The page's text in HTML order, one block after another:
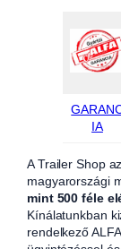
IA
A Trailer Shop
magyarországi
mint 500 féle
Kínálatunkban
rendelkező